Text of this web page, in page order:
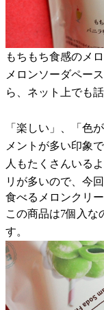
もちもち食感のメ
メロンソーダペー
ら、ネット上でも
「楽しい」、「色
メントが多い印象
人もたくさんいる
リが多いので、今
食べるメロンクリ
この商品は7個入な
す。